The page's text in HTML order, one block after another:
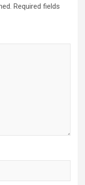
Required fields